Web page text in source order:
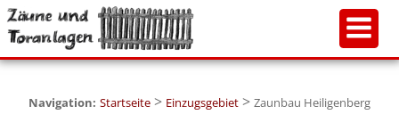
Navigation: Startseite > Einzugsgebiet > Zaunbau Heiligenberg